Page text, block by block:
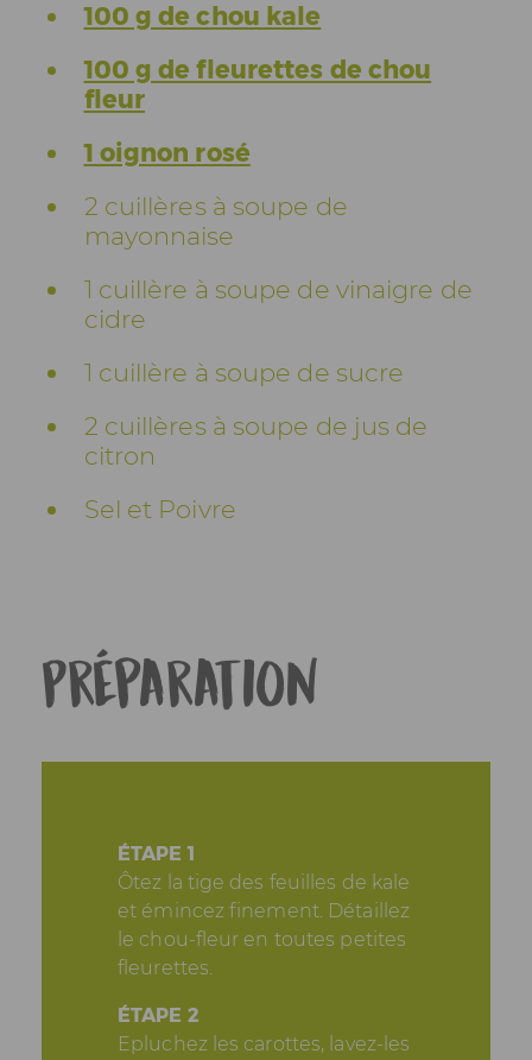
100 g de chou kale
100 g de fleurettes de chou
fleur
1 oignon rosé
2 cuillères à soupe de
mayonnaise
1 cuillère à soupe de vinaigre de
cidre
1 cuillère à soupe de sucre
2 cuillères à soupe de jus de
citron
Sel et Poivre
Préparation
ÉTAPE 1
Ôtez la tige des feuilles de kale
et émincez finement. Détaillez
le chou-fleur en toutes petites
fleurettes.
ÉTAPE 2
Epluchez les carottes, lavez-les